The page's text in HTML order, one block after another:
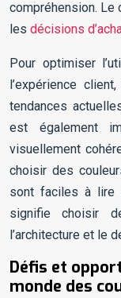
compréhension. Le
les décisions
Pour optimiser
l’expérience
tendances
est également
visuellement
choisir des
sont faciles à lire
signifie choisir
l’architecture et le
Défis et
monde des